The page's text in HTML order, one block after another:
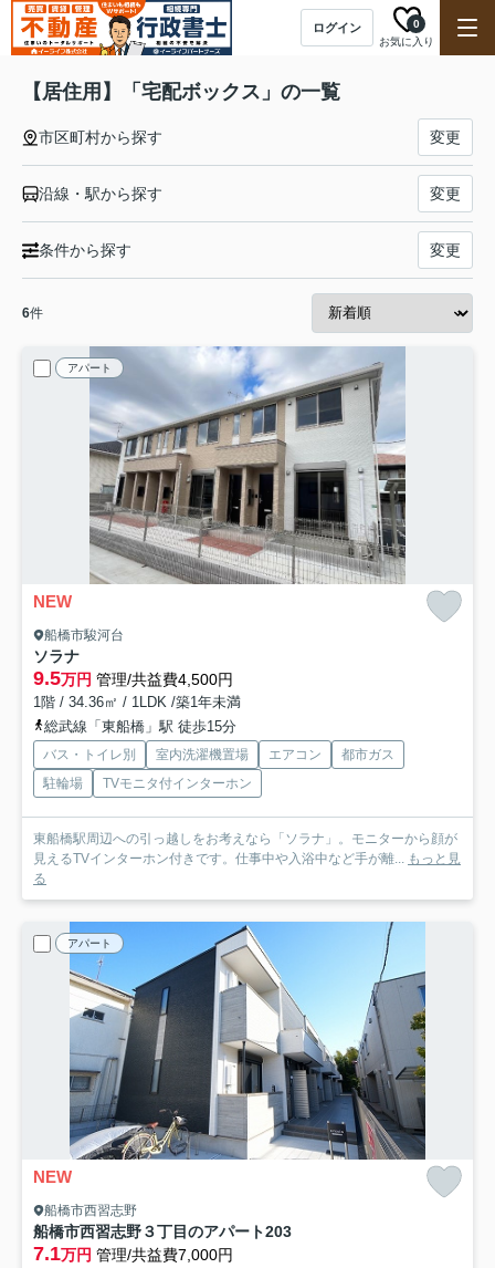
ログイン
お気に入り
0
【居住用】「宅配ボックス」の一覧
市区町村から探す 変更
沿線・駅から探す 変更
条件から探す 変更
6件
アパート
NEW
船橋市駿河台
ソラナ
9.5万円 管理/共益費4,500円
1階 / 34.36㎡ / 1LDK /築1年未満
総武線「東船橋」駅 徒歩15分
バス・トイレ別 室内洗濯機置場 エアコン
都市ガス
駐輪場
TVモニタ付インターホン
東船橋駅周辺への引っ越しをお考えなら「ソラナ」。モニターから顔が
見えるTVインターホン付きです。仕事中や入浴中など手が離... もっと見
る
アパート
NEW
船橋市西習志野
船橋市西習志野３丁目のアパート203
7.1万円 管理/共益費7,000円